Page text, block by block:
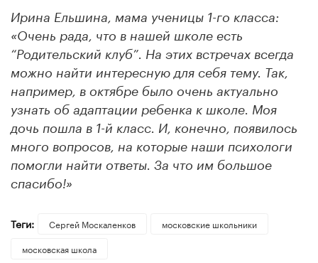
Ирина Ельшина, мама ученицы 1-го класса:
«Очень рада, что в нашей школе есть
“Родительский клуб”. На этих встречах всегда
можно найти интересную для себя тему. Так,
например, в октябре было очень актуально
узнать об адаптации ребенка к школе. Моя
дочь пошла в 1-й класс. И, конечно, появилось
много вопросов, на которые наши психологи
помогли найти ответы. За что им большое
спасибо!»
Теги: Сергей Москаленков
московские школьники
московская школа